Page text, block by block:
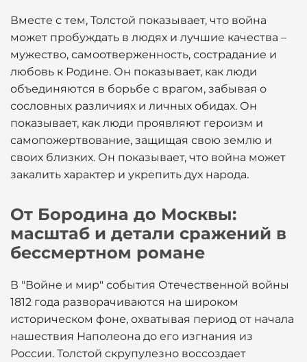
Вместе с тем, Толстой показывает, что война
может пробуждать в людях и лучшие качества –
мужество, самоотверженность, сострадание и
любовь к Родине. Он показывает, как люди
объединяются в борьбе с врагом, забывая о
сословных различиях и личных обидах. Он
показывает, как люди проявляют героизм и
самопожертвование, защищая свою землю и
своих близких. Он показывает, что война может
закалить характер и укрепить дух народа.
От Бородина до Москвы:
масштаб и детали сражений в
бессмертном романе
В "Войне и мир" события Отечественной войны
1812 года разворачиваются на широком
историческом фоне, охватывая период от начала
нашествия Наполеона до его изгнания из
России. Толстой скрупулезно воссоздает